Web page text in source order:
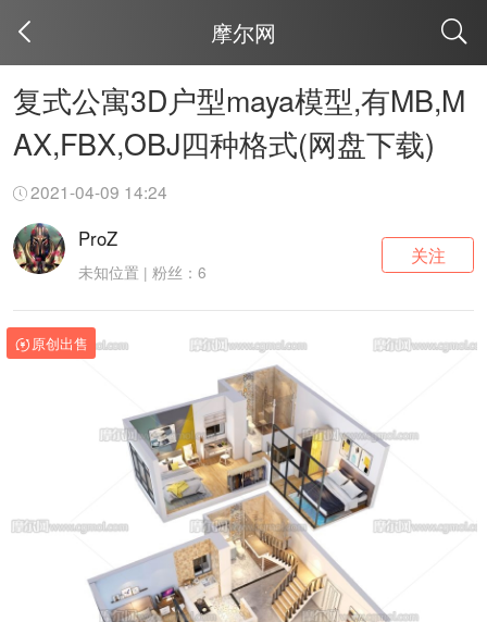
摩尔网
复式公寓3D户型maya模型,有MB,M
AX,FBX,OBJ四种格式(网盘下载)
2021-04-09 14:24
ProZ
未知位置 | 粉丝：6
关注
原创出售
取消